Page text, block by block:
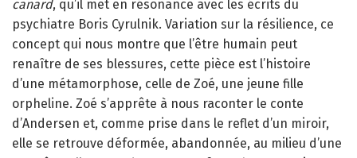
canard, qu’il met en résonance avec les écrits du
psychiatre Boris Cyrulnik. Variation sur la résilience, ce
concept qui nous montre que l’être humain peut
renaître de ses blessures, cette pièce est l’histoire
d’une métamorphose, celle de Zoé, une jeune fille
orpheline. Zoé s’apprête à nous raconter le conte
d’Andersen et, comme prise dans le reflet d’un miroir,
elle se retrouve déformée, abandonnée, au milieu d’une